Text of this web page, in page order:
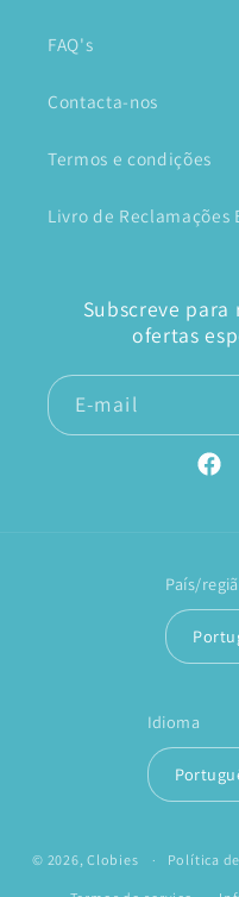
FAQ's
Contacta-nos
Termos e condições
Livro de Reclamações
Subscreve
ofertas
E-mail
País/
Idioma
© 2026,Clobies Política